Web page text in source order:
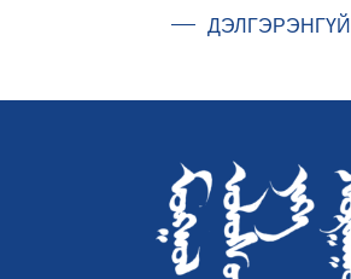
ДЭЛГЭРЭНГҮЙ